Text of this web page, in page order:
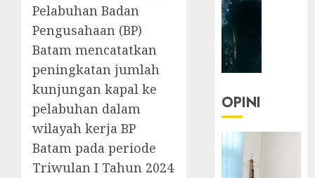
Pelabuhan Badan
Pengusahaan (BP)
Batam mencatatkan
peningkatan jumlah
kunjungan kapal ke
pelabuhan dalam
wilayah kerja BP
Batam pada periode
Triwulan I Tahun 2024
OPINI